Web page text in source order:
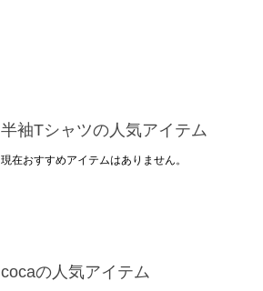
半袖Tシャツの人気アイテム
現在おすすめアイテムはありません。
cocaの人気アイテム